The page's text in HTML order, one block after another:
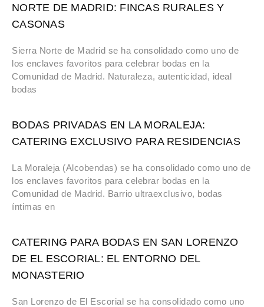
NORTE DE MADRID: FINCAS RURALES Y
CASONAS
Sierra Norte de Madrid se ha consolidado como uno de
los enclaves favoritos para celebrar bodas en la
Comunidad de Madrid. Naturaleza, autenticidad, ideal
bodas
BODAS PRIVADAS EN LA MORALEJA:
CATERING EXCLUSIVO PARA RESIDENCIAS
La Moraleja (Alcobendas) se ha consolidado como uno de
los enclaves favoritos para celebrar bodas en la
Comunidad de Madrid. Barrio ultraexclusivo, bodas
íntimas en
CATERING PARA BODAS EN SAN LORENZO
DE EL ESCORIAL: EL ENTORNO DEL
MONASTERIO
San Lorenzo de El Escorial se ha consolidado como uno